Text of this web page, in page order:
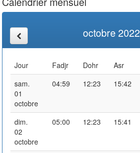
octobre 2022
Jour Fadjr Dohr Asr
sam.
01
octobre
04:59 12:23 15:42
dim.
02
octobre
05:00 12:23 15:41